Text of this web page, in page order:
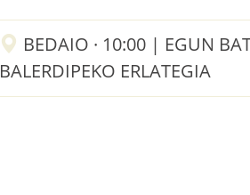
BEDAIO · 10:00 | EGUN
BALERDIPEKO ERLATEGIA